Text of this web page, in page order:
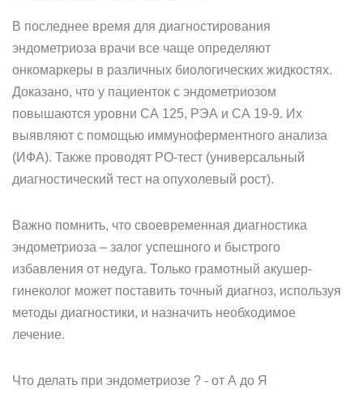
В последнее время для диагностирования
эндометриоза врачи все чаще определяют
онкомаркеры в различных биологических жидкостях.
Доказано, что у пациенток с эндометриозом
повышаются уровни СА 125, РЭА и СА 19-9. Их
выявляют с помощью иммуноферментного анализа
(ИФА). Также проводят РО-тест (универсальный
диагностический тест на опухолевый рост).
Важно помнить, что своевременная диагностика
эндометриоза – залог успешного и быстрого
избавления от недуга. Только грамотный акушер-
гинеколог может поставить точный диагноз, используя
методы диагностики, и назначить необходимое
лечение.
Что делать при эндометриозе ? - от А до Я